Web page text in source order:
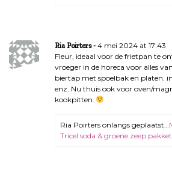
Ria Poirters
4 mei 2024 at 17:43
Fleur, ideaal voor de frietpan te
vroeger in de horeca voor alles
biertap met spoelbak en platen.
enz. Nu thuis ook voor oven/
kookpitten.
Ria Poirters onlangs geplaatst…
Tricel soda & groene zeep pakket